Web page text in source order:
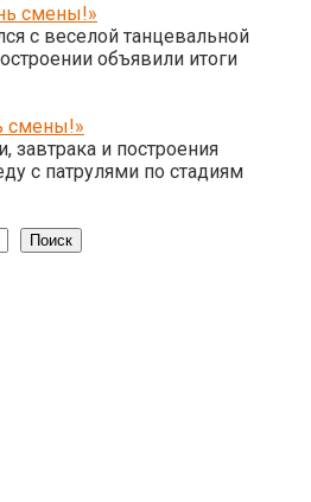
смены!»
с веселой танцевальной
объявили итоги
смены!»
завтрака и построения
с патрулями по стадиям
Поиск